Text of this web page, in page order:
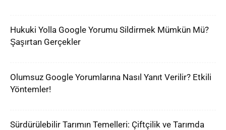
Hukuki Yolla Google Yorumu Sildirmek Mümkün Mü?
Şaşırtan Gerçekler
Olumsuz Google Yorumlarına Nasıl Yanıt Verilir? Etkili
Yöntemler!
Sürdürülebilir Tarımın Temelleri: Çiftçilik ve Tarımda